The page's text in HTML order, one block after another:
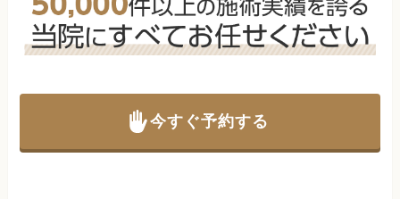
今すぐ予約する